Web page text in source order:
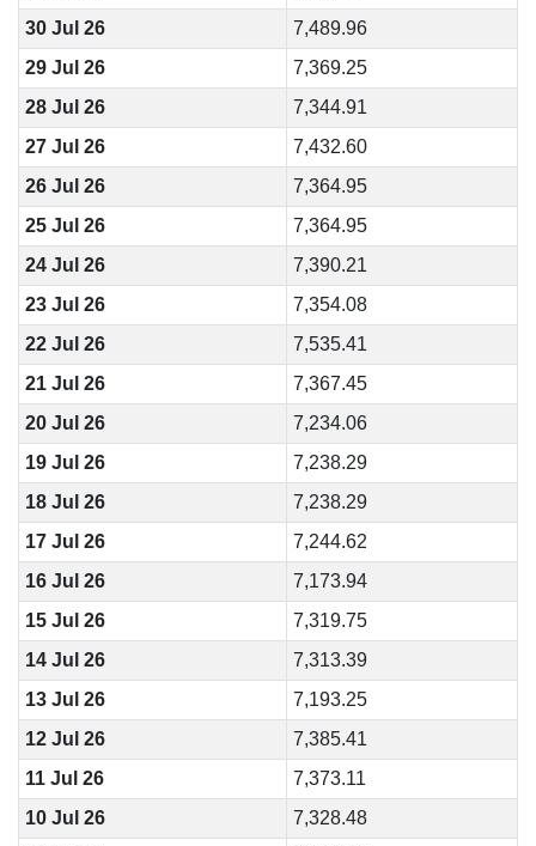
30 Jul 26
7,489.96
29 Jul 26
7,369.25
28 Jul 26
7,344.91
27 Jul 26
7,432.60
26 Jul 26
7,364.95
25 Jul 26
7,364.95
24 Jul 26
7,390.21
23 Jul 26
7,354.08
22 Jul 26
7,535.41
21 Jul 26
7,367.45
20 Jul 26
7,234.06
19 Jul 26
7,238.29
18 Jul 26
7,238.29
17 Jul 26
7,244.62
16 Jul 26
7,173.94
15 Jul 26
7,319.75
14 Jul 26
7,313.39
13 Jul 26
7,193.25
12 Jul 26
7,385.41
11 Jul 26
7,373.11
10 Jul 26
7,328.48